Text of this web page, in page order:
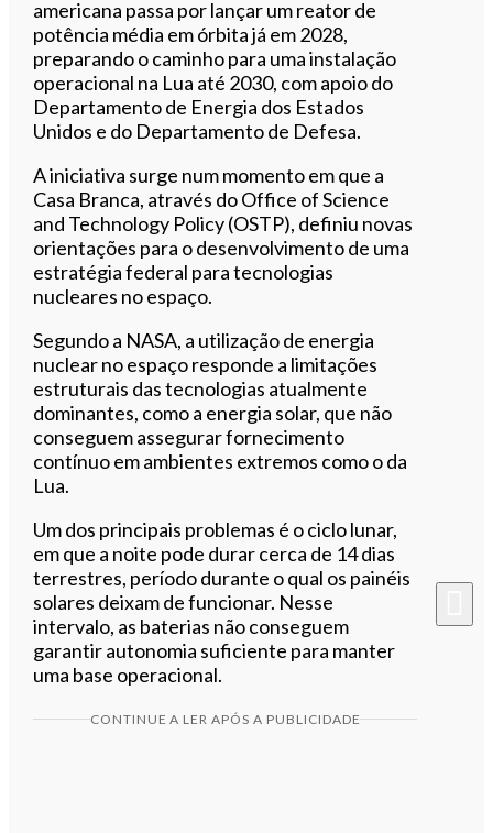
americana passa por lançar um reator de
potência média em órbita já em 2028,
preparando o caminho para uma instalação
operacional na Lua até 2030, com apoio do
Departamento de Energia dos Estados
Unidos e do Departamento de Defesa.
A iniciativa surge num momento em que a
Casa Branca, através do Office of Science
and Technology Policy (OSTP), definiu novas
orientações para o desenvolvimento de uma
estratégia federal para tecnologias
nucleares no espaço.
Segundo a NASA, a utilização de energia
nuclear no espaço responde a limitações
estruturais das tecnologias atualmente
dominantes, como a energia solar, que não
conseguem assegurar fornecimento
contínuo em ambientes extremos como o da
Lua.
Um dos principais problemas é o ciclo lunar,
em que a noite pode durar cerca de 14 dias
terrestres, período durante o qual os painéis
solares deixam de funcionar. Nesse
intervalo, as baterias não conseguem
garantir autonomia suficiente para manter
uma base operacional.
CONTINUE A LER APÓS A PUBLICIDADE